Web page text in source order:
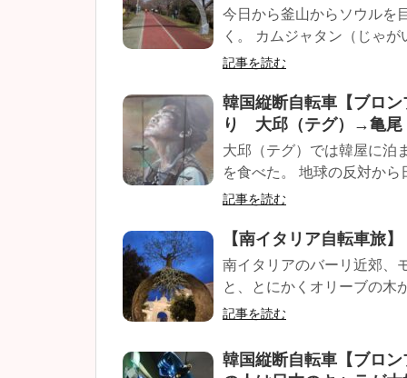
今日から釜山からソウルを
く。 カムジャタン（じゃ
記事を読む
韓国縦断自転車【ブロ
り 大邱（テグ）→亀尾
大邱（テグ）では韓屋に泊
を食べた。 地球の反対か
記事を読む
【南イタリア自転車旅
南イタリアのバーリ近郊、
と、とにかくオリーブの木
記事を読む
韓国縦断自転車【ブロ